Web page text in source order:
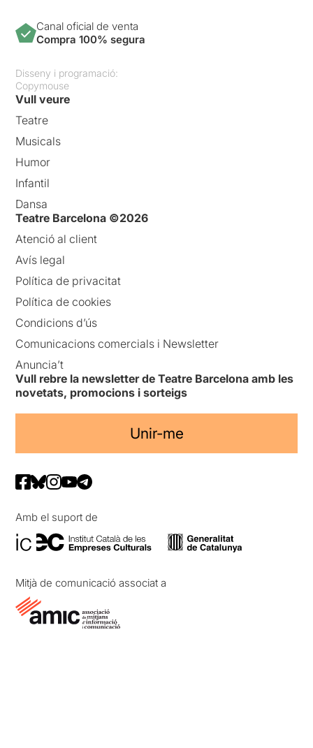
Canal oficial de venta
Compra 100% segura
Disseny i programació:
Copymouse
Vull veure
Teatre
Musicals
Humor
Infantil
Dansa
Teatre Barcelona ©2026
Atenció al client
Avís legal
Política de privacitat
Política de cookies
Condicions d’ús
Comunicacions comercials i Newsletter
Anuncia’t
Vull rebre la newsletter de Teatre Barcelona amb les
novetats, promocions i sorteigs
Unir-me
Amb el suport de
Mitjà de comunicació associat a